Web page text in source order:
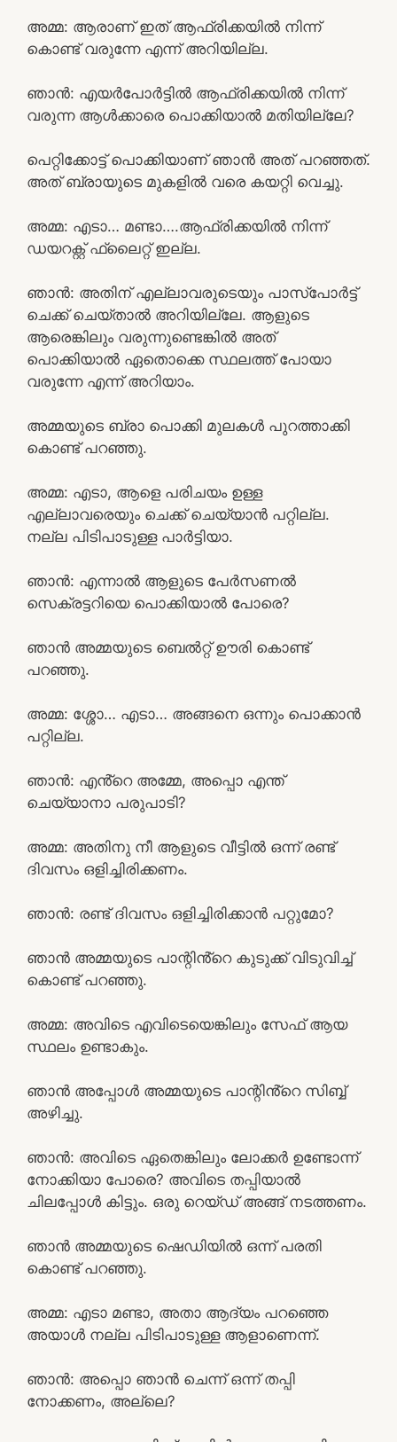
അമ്മ: ആരാണ് ഇത് ആഫ്രിക്കയിൽ നിന്ന്
കൊണ്ട് വരുന്നേ എന്ന് അറിയില്ല.
ഞാൻ: എയർപോർട്ടിൽ ആഫ്രിക്കയിൽ നിന്ന്
വരുന്ന ആൾക്കാരെ പൊക്കിയാൽ മതിയില്ലേ?
പെറ്റിക്കോട്ട് പൊക്കിയാണ് ഞാൻ അത് പറഞ്ഞത്.
അത് ബ്രായുടെ മുകളിൽ വരെ കയറ്റി വെച്ചു.
അമ്മ: എടാ… മണ്ടാ….ആഫ്രിക്കയിൽ നിന്ന്
ഡയറക്റ്റ് ഫ്ലൈറ്റ് ഇല്ല.
ഞാൻ: അതിന് എല്ലാവരുടെയും പാസ്പോർട്ട്‌
ചെക്ക് ചെയ്താൽ അറിയില്ലേ. ആളുടെ
ആരെങ്കിലും വരുന്നുണ്ടെങ്കിൽ അത്
പൊക്കിയാൽ ഏതൊക്കെ സ്ഥലത്ത് പോയാ
വരുന്നേ എന്ന് അറിയാം.
അമ്മയുടെ ബ്രാ പൊക്കി മുലകൾ പുറത്താക്കി
കൊണ്ട് പറഞ്ഞു.
അമ്മ: എടാ, ആളെ പരിചയം ഉള്ള
എല്ലാവരെയും ചെക്ക് ചെയ്യാൻ പറ്റില്ല.
നല്ല പിടിപാടുള്ള പാർട്ടിയാ.
ഞാൻ: എന്നാൽ ആളുടെ പേർസണൽ
സെക്രട്ടറിയെ പൊക്കിയാൽ പോരെ?
ഞാൻ അമ്മയുടെ ബെൽറ്റ്‌ ഊരി കൊണ്ട്
പറഞ്ഞു.
അമ്മ: ശ്ശോ… എടാ… അങ്ങനെ ഒന്നും പൊക്കാൻ
പറ്റില്ല.
ഞാൻ: എൻ്റെ അമ്മേ, അപ്പൊ എന്ത്
ചെയ്യാനാ പരുപാടി?
അമ്മ: അതിനു നീ ആളുടെ വീട്ടിൽ ഒന്ന് രണ്ട്
ദിവസം ഒളിച്ചിരിക്കണം.
ഞാൻ: രണ്ട് ദിവസം ഒളിച്ചിരിക്കാൻ പറ്റുമോ?
ഞാൻ അമ്മയുടെ പാന്റിൻ്റെ കുടുക്ക് വിടുവിച്ച്
കൊണ്ട് പറഞ്ഞു.
അമ്മ: അവിടെ എവിടെയെങ്കിലും സേഫ് ആയ
സ്ഥലം ഉണ്ടാകും.
ഞാൻ അപ്പോൾ അമ്മയുടെ പാന്റിൻ്റെ സിബ്ബ്
അഴിച്ചു.
ഞാൻ: അവിടെ ഏതെങ്കിലും ലോക്കർ ഉണ്ടോന്ന്
നോക്കിയാ പോരെ? അവിടെ തപ്പിയാൽ
ചിലപ്പോൾ കിട്ടും. ഒരു റെയ്ഡ് അങ്ങ് നടത്തണം.
ഞാൻ അമ്മയുടെ ഷെഡിയിൽ ഒന്ന് പരതി
കൊണ്ട് പറഞ്ഞു.
അമ്മ: എടാ മണ്ടാ, അതാ ആദ്യം പറഞ്ഞെ
അയാൾ നല്ല പിടിപാടുള്ള ആളാണെന്ന്.
ഞാൻ: അപ്പൊ ഞാൻ ചെന്ന് ഒന്ന് തപ്പി
നോക്കണം, അല്ലെ?